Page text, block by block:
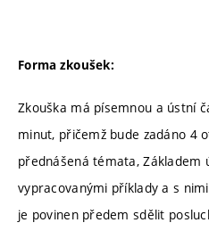
Forma zkoušek:
Zkouška má písemnou a ústní
minut, přičemž bude zadáno 4
přednášená témata, Základem
vypracovanými příklady a s
je povinen předem sdělit